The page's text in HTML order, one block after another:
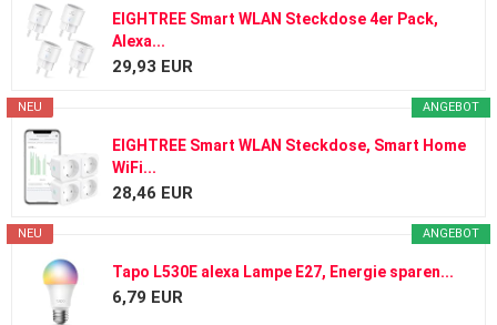
EIGHTREE Smart WLAN Steckdose 4er Pack,
Alexa...
29,93 EUR
ANGEBOT
NEU
EIGHTREE Smart WLAN Steckdose, Smart Home
WiFi...
28,46 EUR
ANGEBOT
NEU
Tapo L530E alexa Lampe E27, Energie sparen...
6,79 EUR